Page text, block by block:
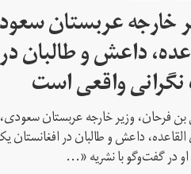
خارجه عربستان
داعش و طالبان
واقعی است
فرحان، ‌وزیر خارجه عربستان
داعش و طالبان در افغانستان
در گفت‌وگو با نشریه «...